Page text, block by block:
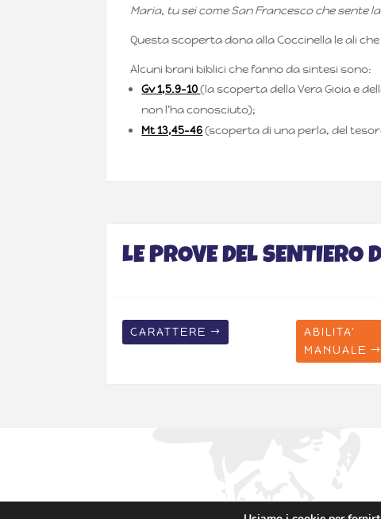
Maria, tu sei come San Francesco che sente
Questa scoperta dona alla Coccinella le ali
Alcuni brani biblici che fanno da sintesi sono:
Gv 1,5.9-10(la scoperta della Vera Gioia e
non l’ha conosciuto);
Mt 13,45-46(scoperta di una perla, del
LE PROVE DEL SENTIERO
CARATTERE
ABILITA'
MANUALE